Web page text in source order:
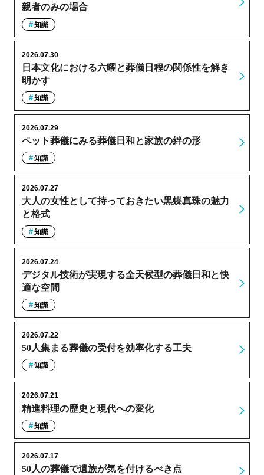
親者のみの場合
知識
日本文化における六曜と葬儀日程の関係性を解き
明かす
2026.07.30
知識
ペット葬儀にみる葬儀日和と家族の絆の形
2026.07.29
知識
大人の女性として持っておきたい黒蝶真珠の魅力
と格式
2026.07.27
知識
デジタル技術が実現する全天候型の葬儀日和と快
適な空間
2026.07.24
知識
50人集まる葬儀の受付を効率化する工夫
2026.07.22
知識
精進料理の歴史と現代への変化
2026.07.21
知識
50人の葬儀で遺族が気を付けるべき点
2026.07.17